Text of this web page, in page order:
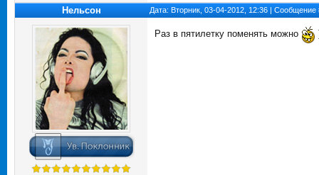
Нельсон Дата: Вторник, 03-04-2012, 12:36 |
Раз в пятилетку поменять можно